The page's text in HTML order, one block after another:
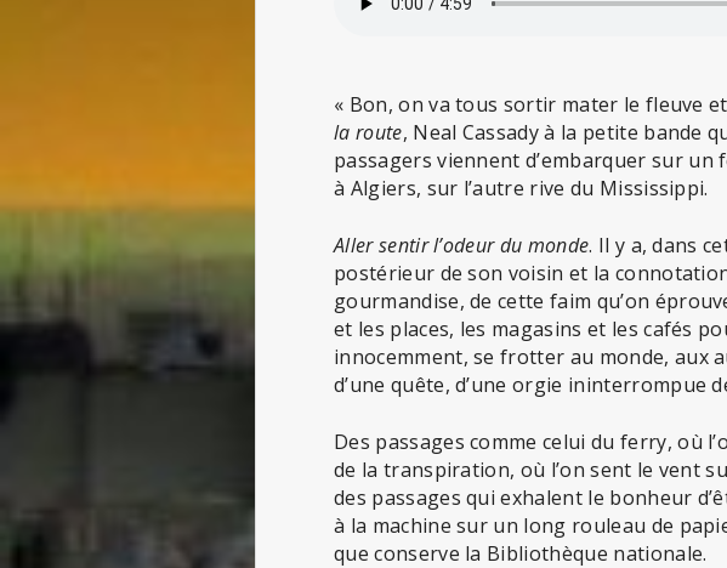
« Bon, on va tous sortir mater le fleuve
la route, Neal Cassady à la petite bande
passagers viennent d’embarquer sur
à Algiers, sur l’autre rive du Mississippi.
Aller sentir l’odeur du monde. Il y a, dans
postérieur de son voisin et la
gourmandise, de cette faim qu’on
et les places, les magasins et les cafés
innocemment, se frotter au monde, aux
d’une quête, d’une orgie ininterrompue
Des passages comme celui du ferry, où
de la transpiration, où l’on sent le vent
des passages qui exhalent le bonheur
à la machine sur un long rouleau de
que conserve la Bibliothèque nationale.